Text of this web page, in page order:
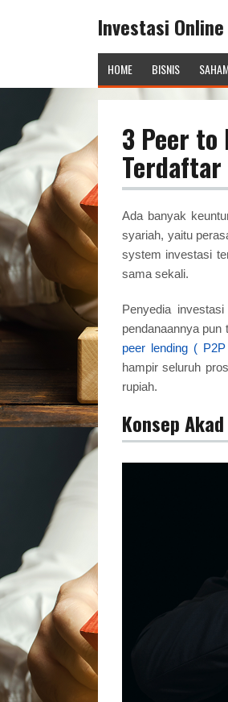
Investasi Online
HOME BISNIS
3 Peer to
Terdaftar
Ada banyak
syariah, yaitu
system investasi
sama sekali.
Penyedia
pendanaannya
peer lending (
hampir seluruh
rupiah.
Konsep